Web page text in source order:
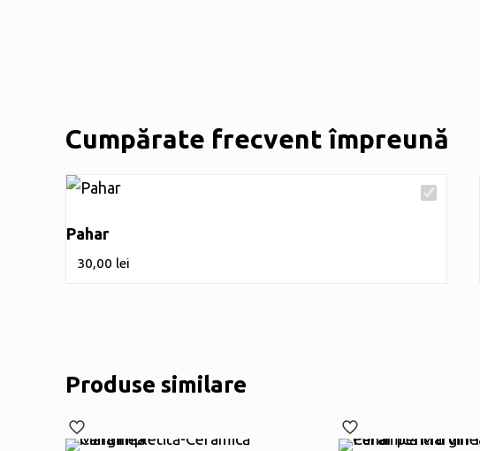
Cumpărate frecvent împreună
Pahar
30,00 lei
Produse similare